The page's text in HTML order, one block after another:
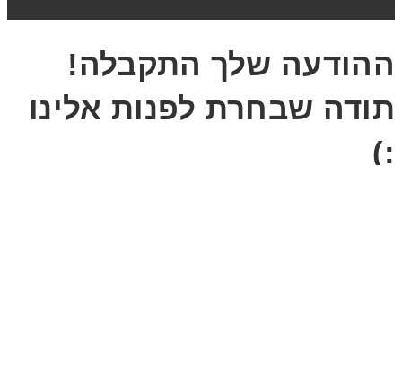
ההודעה שלך התקבלה!
תודה שבחרת לפנות אלינו
:)